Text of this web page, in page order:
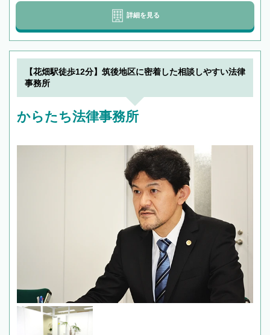
詳細を見る
【花畑駅徒歩12分】筑後地区に密着した相談しやすい法律
事務所
からたち法律事務所